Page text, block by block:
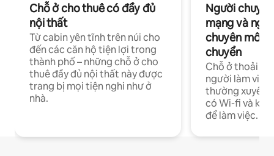
Chỗ ở cho thuê có đầy đủ
nội thất
Từ cabin yên tĩnh trên núi cho
đến các căn hộ tiện lợi trong
thành phố – những chỗ ở cho
thuê đầy đủ nội thất này được
trang bị mọi tiện nghi như ở
nhà.
Người
mạng và
chuyên môn
chuyển
Chỗ ở thoải
người làm việc
thường xuyên
có Wi-fi và
để làm việc.